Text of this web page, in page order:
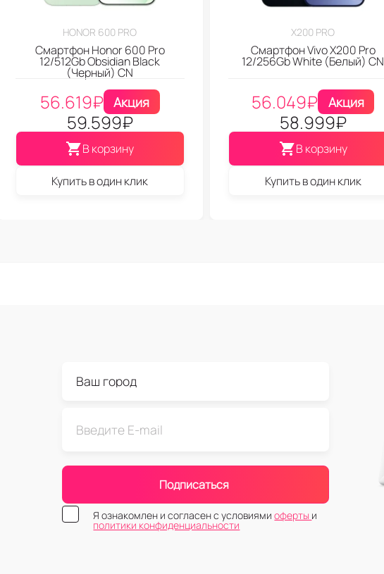
HONOR 600 PRO
Смартфон Honor 600 Pro
12/512Gb Obsidian Black
(Черный) CN
56.619₽ Акция
59.599₽
В корзину
Купить в один клик
X200 PRO
Смартфон Vivo X200 Pro
12/256Gb White (Белый) CN
56.049₽ Акция
58.999₽
В корзину
Купить в один клик
Подписаться
Я ознакомлен и согласен с условиямиоферты и
политики конфиденциальности